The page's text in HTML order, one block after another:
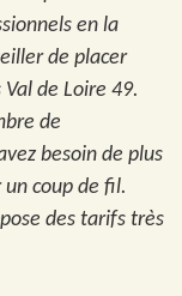
en la
de placer
de Loire 49.
de
besoin de plus
coup de fil.
des tarifs très